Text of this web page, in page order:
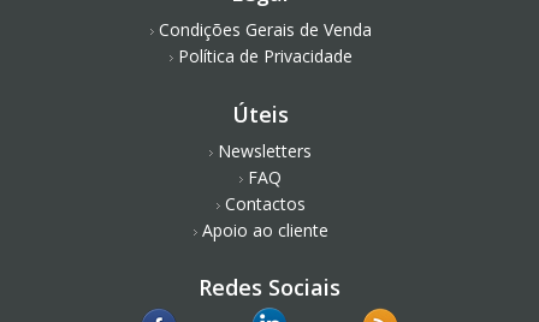
Condições Gerais de Venda
Política de Privacidade
Úteis
Newsletters
FAQ
Contactos
Apoio ao cliente
Redes Sociais